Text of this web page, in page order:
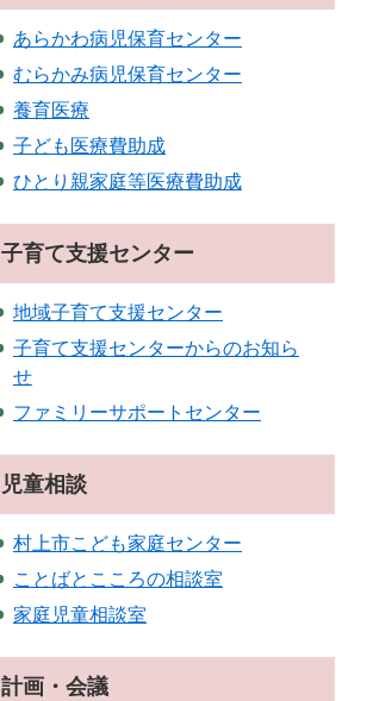
あらかわ病児保育センター
むらかみ病児保育センター
養育医療
子ども医療費助成
ひとり親家庭等医療費助成
子育て支援センター
地域子育て支援センター
子育て支援センターからのお知ら
せ
ファミリーサポートセンター
児童相談
村上市こども家庭センター
ことばとこころの相談室
家庭児童相談室
計画・会議